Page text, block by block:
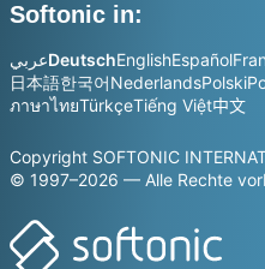
Softonic in:
عربيDeutschEnglishEspañol
日本語한국어NederlandsPolski
ภาษาไทยTürkçeTiếng Việt中文
Copyright SOFTONIC
© 1997–2026 — Alle Rechte